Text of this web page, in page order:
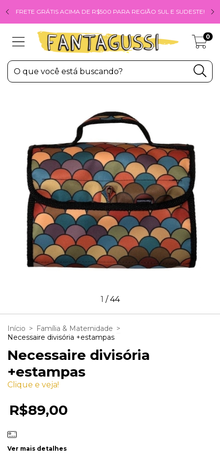
FRETE GRÁTIS ACIMA DE R$500 PARA REGIÃO SUL E SUDESTE!
0
1 /44
Início > Família & Maternidade >
Necessaire divisória +estampas
Necessaire divisória
+estampas
Clique e veja!
R$89,00
Ver mais detalhes